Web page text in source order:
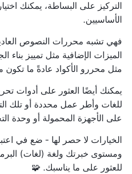
التركيز على البساطة، يمكنك
الأساسيين.
فهي تشبه محررات النصوص
الميزات الإضافية مثل تمييز بناء
مثل محررو الأكواد عادةً ما تكون
يمكنك أيضًا العثور على أدوات
للغات وأطر عمل محددة أو تلك
على الأجهزة المحمولة أو وحدة
الخيارات لا حصر لها - ضع في
ومستوى خبرتك ولغة (لغات)
للعثور على ما يناسبك. 🧩